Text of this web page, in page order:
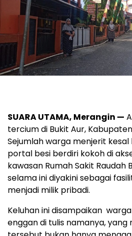
SUARA UTAMA, Merangin —
tercium di Bukit Aur,
Sejumlah warga menjerit
portal besi berdiri kokoh di
kawasan Rumah Sakit Raudah
selama ini diyakini sebagai
menjadi milik pribadi.
Keluhan ini disampaikan
enggan di tulis namanya,